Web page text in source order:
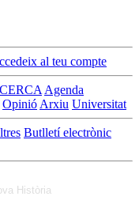
al teu compte
Agenda
Opinió Arxiu Universitat
Butlletí electrònic
Història